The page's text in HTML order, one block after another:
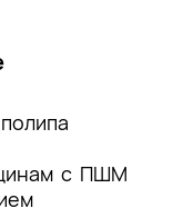
с ПШМ